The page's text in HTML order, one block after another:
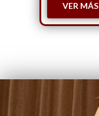
VER MÁS